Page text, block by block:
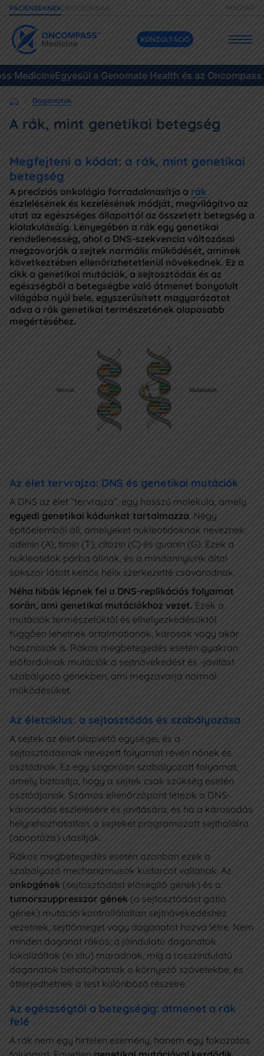
PÁCIENSEKNEKORVOSOKNAK MAGYAR
KONZULTÁCIÓ
Szolgáltatásaink
Áraink
Eseteink
Gyakori kérdések
Források
IDŐPONTFOGLALÁS
Az Oncompass
Budapest II., Retek utca 34.
MedicineEgyesül a Genomate Health és az Oncompass
Daganatok
A rák, mint genetikai betegség
Megfejteni a kódot: a rák, mint genetikai
betegség
A precíziós onkológia forradalmasítja a rák
észlelésének és kezelésének módját, megvilágítva az
utat az egészséges állapottól az összetett betegség a
kialakulásáig. Lényegében a rák egy genetikai
rendellenesség, ahol a DNS-szekvencia változásai
megzavarják a sejtek normális működését, aminek
következtében ellenőrizhetetlenül növekednek. Ez a
cikk a genetikai mutációk, a sejtosztódás és az
egészségből a betegségbe való átmenet bonyolult
világába nyúl bele, egyszerűsített magyarázatot
adva a rák genetikai természetének alaposabb
megértéséhez.
Az élet tervrajza: DNS és genetikai mutációk
A DNS az élet “tervrajza”, egy hosszú molekula, amely
egyedi genetikai kódunkat tartalmazza. Négy
építőelemből áll, amelyeket nukleotidoknak neveznek:
adenin (A), timin (T), citozin (C) és guanin (G). Ezek a
nukleotidok párba állnak, és a mindannyiunk által
sokszor látott kettős hélix szerkezetté csavarodnak.
Néha hibák lépnek fel a DNS-replikációs folyamat
során, ami genetikai mutációkhoz vezet. Ezek a
mutációk természetüktől és elhelyezkedésüktől
függően lehetnek ártalmatlanok, károsak vagy akár
hasznosak is. Rákos megbetegedés esetén gyakran
előfordulnak mutációk a sejtnövekedést és -javítást
szabályozó génekben, ami megzavarja normál
működésüket.
Az életciklus: a sejtosztódás és szabályozása
A sejtek az élet alapvető egységei, és a
sejtosztódásnak nevezett folyamat révén nőnek és
osztódnak. Ez egy szigorúan szabályozott folyamat,
amely biztosítja, hogy a sejtek csak szükség esetén
osztódjanak. Számos ellenőrzőpont létezik a DNS-
károsodás észlelésére és javítására, és ha a károsodás
helyrehozhatatlan, a sejteket programozott sejthalálra
(apoptózis) utasítják.
Rákos megbetegedés esetén azonban ezek a
szabályozó mechanizmusok kudarcot vallanak. Az
onkogének (sejtosztódást elősegítő gének) és a
tumorszuppresszor gének (a sejtosztódást gátló
gének) mutációi kontrollálatlan sejtnövekedéshez
vezetnek, sejttömeget vagy daganatot hozva létre. Nem
minden daganat rákos; a jóindulatú daganatok
lokalizáltak (in situ) maradnak, míg a rosszindulatú
daganatok behatolhatnak a környező szövetekbe, és
átterjedhetnek a test különböző részeire.
Az egészségtől a betegségig: átmenet a rák
felé
A rák nem egy hirtelen esemény, hanem egy fokozatos